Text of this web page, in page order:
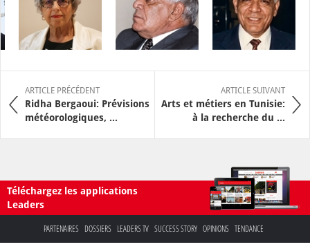
ARTICLE PRÉCÉDENT
Ridha Bergaoui: Prévisions
météorologiques, ...
ARTICLE SUIVANT
Arts et métiers en Tunisie:
à la recherche du ...
Téléchargez les applications
Leaders
PARTENAIRES DOSSIERS LEADERS TV SUCCESS STORY OPINIONS TENDANCE